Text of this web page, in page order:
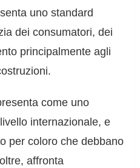
uno standard
dei consumatori, dei
principalmente agli
come uno
internazionale, e
per coloro che debbano
affronta